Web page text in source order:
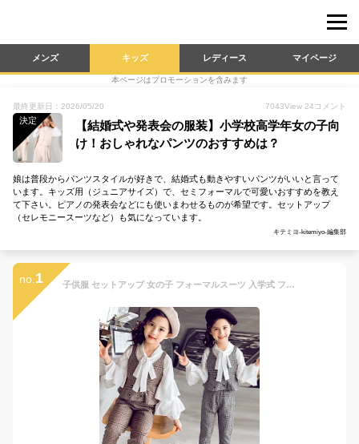
メンズ キッズ レディース マイページ
本ページはプロモーションを含みます
最終更新日：2026/05/20 7043View 24 コメント
決定
【結婚式や発表会の服装】小学校高学年女の子向
け！おしゃれなパンツのおすすめは？
娘は普段からパンツスタイルが好きで、結婚式も動きやすいパンツがいいと言って
います。キッズ用（ジュニアサイズ）で、セミフォーマルで可愛いおすすめを教え
て下さい。ピアノの発表会などにも使いまわせるものが希望です。セットアップ
（セレモニースーツなど）も気になっています。
キテミヨ-kitemiyo-編集部
no. 1 子供服 セットアップ 女の子 フォーマルスーツ 入学式 フォーマル スーツ パンツセット 子供スーツ チェック柄 ブラウス 3点セット ジュニア 入園式 卒業式 オシャレ 110 120 130 140 150 160 子供スーツ 上下 子ども服